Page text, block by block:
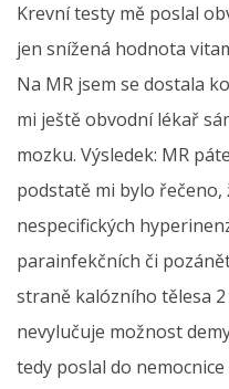
Krevní testy mě poslal
jen snížená hodnota
Na MR jsem se dostala
mi ještě obvodní lékař
mozku. Výsledek: MR
podstatě mi bylo řečeno,
nespecifických
parainfekčních či
straně kalózního tělesa
nevylučuje možnost
tedy poslal do